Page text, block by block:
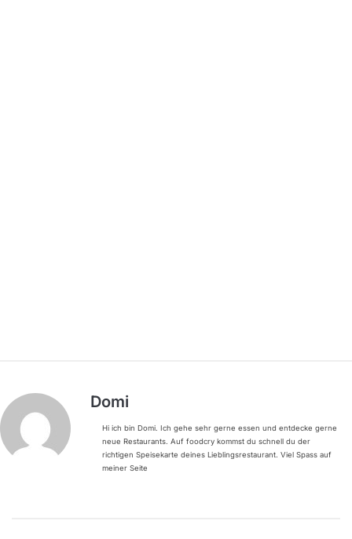
Domi
Hi ich bin Domi. Ich gehe sehr gerne essen und entdecke gerne
neue Restaurants. Auf foodcry kommst du schnell du der
richtigen Speisekarte deines Lieblingsrestaurant. Viel Spass auf
meiner Seite